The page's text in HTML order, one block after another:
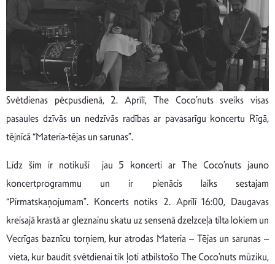
Svētdienas pēcpusdienā, 2. Aprīlī, The Coco’nuts sveiks visas
pasaules dzīvās un nedzīvās radības ar pavasarīgu koncertu Rīgā,
tējnīcā “Materia-tējas un sarunas”.
Līdz šim ir notikuši jau 5 koncerti ar The Coco’nuts jauno
koncertprogrammu un ir pienācis laiks sestajam
“Pirmatskaņojumam”. Koncerts notiks 2. Aprīlī 16:00, Daugavas
kreisajā krastā ar gleznainu skatu uz sensenā dzelzceļa tilta lokiem un
Vecrīgas baznīcu torņiem, kur atrodas Materia – Tējas un sarunas –
vieta, kur baudīt svētdienai tik ļoti atbilstošo The Coco’nuts mūziku,